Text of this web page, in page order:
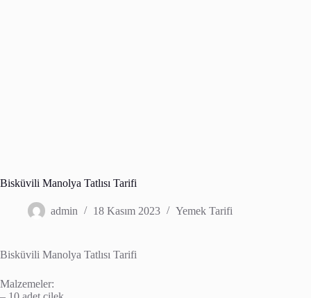
Bisküvili Manolya Tatlısı Tarifi
admin 18 Kasım 2023 Yemek Tarifi
Bisküvili Manolya Tatlısı Tarifi
Malzemeler: